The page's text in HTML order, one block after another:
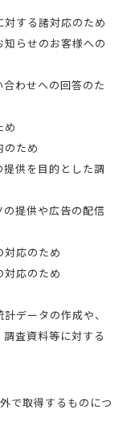
対する諸対応のため
知らせのお客様への
合わせへの回答のた
め
のため
提供を目的とした調
の提供や広告の配信
対応のため
対応のため
データの作成や、
査資料等に対する
で取得するものにつ